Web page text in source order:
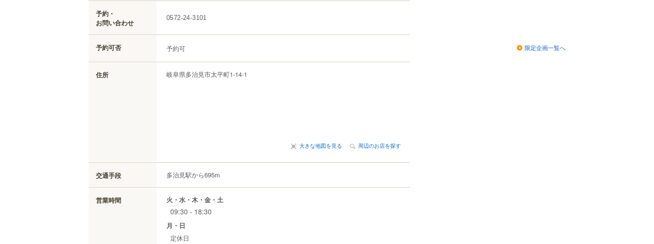
予約・
お問い合わせ
0572-24-3101
予約可否 予約可
住所 岐阜県多治見市太平町1-14-1
大きな地図を見る 周辺のお店を探す
交通手段 多治見駅から695m
営業時間 火・水・木・金・土
09:30 - 18:30
月・日
定休日
限定企画一覧へ